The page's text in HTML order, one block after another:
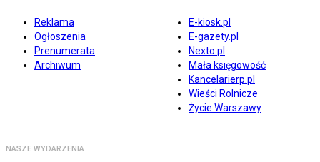
Reklama
Ogłoszenia
Prenumerata
Archiwum
E-kiosk.pl
E-gazety.pl
Nexto.pl
Mała księgowość
Kancelarierp.pl
Wieści Rolnicze
Życie Warszawy
NASZE WYDARZENIA